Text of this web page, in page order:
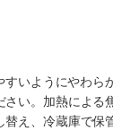
いようにやわ
い。加熱によ
え、冷蔵庫で保